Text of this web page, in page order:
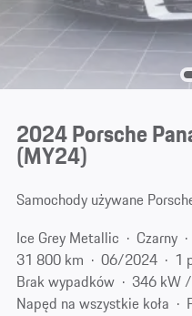
2024 Porsche
(MY24)
Samochody używane
Ice Grey Metallic
Czarny
31 800 km
06/2024
1
Brak wypadków
346 kW
Napęd na wszystkie koła